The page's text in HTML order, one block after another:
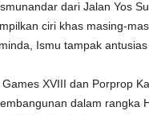
dari Jalan Yos
ciri khas masing-
Ismu tampak
XVIII dan Porprop
dalam rangka